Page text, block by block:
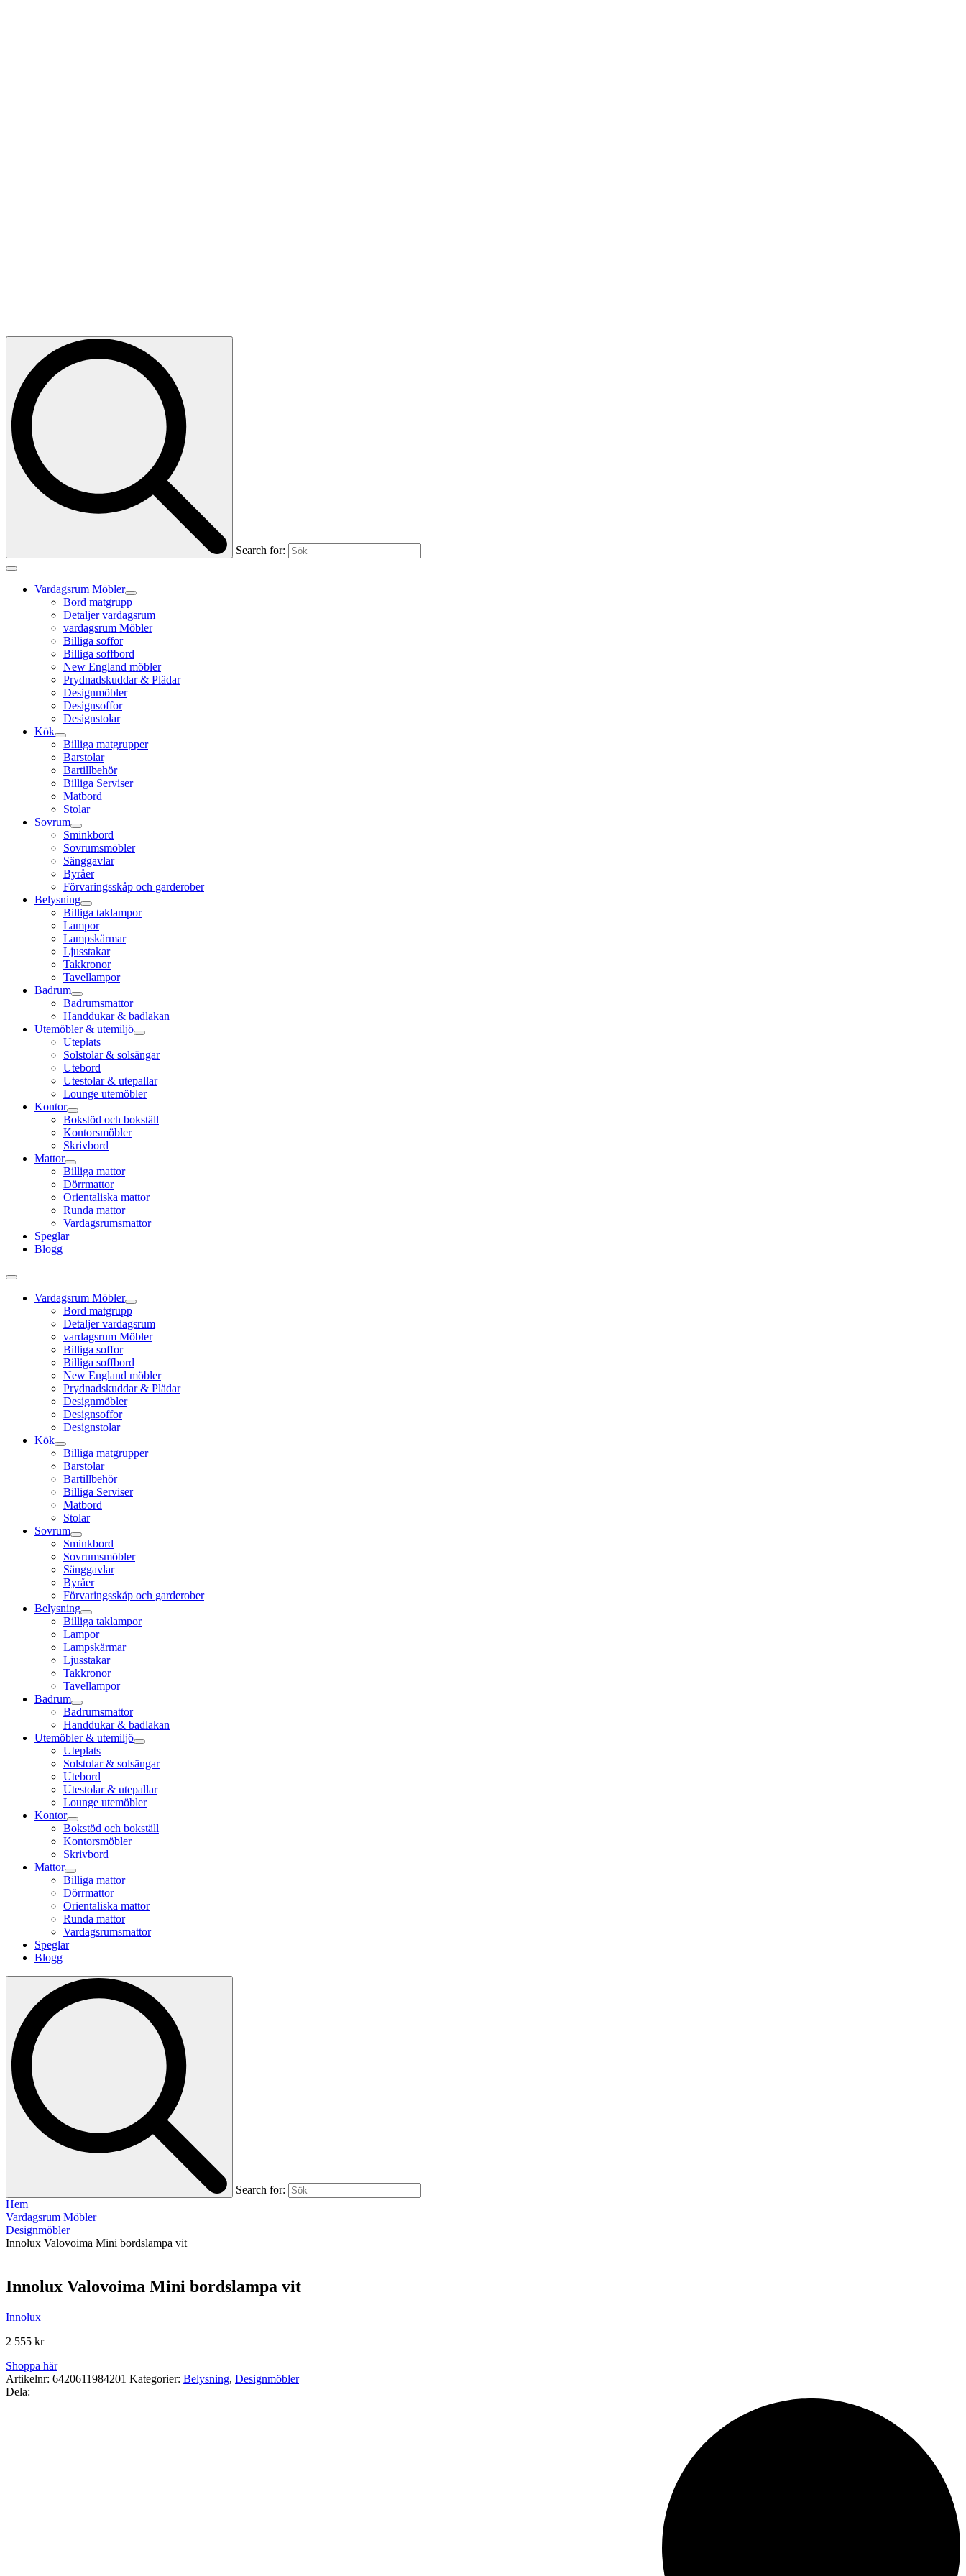
Search for:
Vardagsrum Möbler
Bord matgrupp
Detaljer vardagsrum
vardagsrum Möbler
Billiga soffor
Billiga soffbord
New England möbler
Prydnadskuddar & Plädar
Designmöbler
Designsoffor
Designstolar
Kök
Billiga matgrupper
Barstolar
Bartillbehör
Billiga Serviser
Matbord
Stolar
Sovrum
Sminkbord
Sovrumsmöbler
Sänggavlar
Byråer
Förvaringsskåp och garderober
Belysning
Billiga taklampor
Lampor
Lampskärmar
Ljusstakar
Takkronor
Tavellampor
Badrum
Badrumsmattor
Handdukar & badlakan
Utemöbler & utemiljö
Uteplats
Solstolar & solsängar
Utebord
Utestolar & utepallar
Lounge utemöbler
Kontor
Bokstöd och bokställ
Kontorsmöbler
Skrivbord
Mattor
Billiga mattor
Dörrmattor
Orientaliska mattor
Runda mattor
Vardagsrumsmattor
Speglar
Blogg
Vardagsrum Möbler
Bord matgrupp
Detaljer vardagsrum
vardagsrum Möbler
Billiga soffor
Billiga soffbord
New England möbler
Prydnadskuddar & Plädar
Designmöbler
Designsoffor
Designstolar
Kök
Billiga matgrupper
Barstolar
Bartillbehör
Billiga Serviser
Matbord
Stolar
Sovrum
Sminkbord
Sovrumsmöbler
Sänggavlar
Byråer
Förvaringsskåp och garderober
Belysning
Billiga taklampor
Lampor
Lampskärmar
Ljusstakar
Takkronor
Tavellampor
Badrum
Badrumsmattor
Handdukar & badlakan
Utemöbler & utemiljö
Uteplats
Solstolar & solsängar
Utebord
Utestolar & utepallar
Lounge utemöbler
Kontor
Bokstöd och bokställ
Kontorsmöbler
Skrivbord
Mattor
Billiga mattor
Dörrmattor
Orientaliska mattor
Runda mattor
Vardagsrumsmattor
Speglar
Blogg
Search for:
Hem
Vardagsrum Möbler
Designmöbler
Innolux Valovoima Mini bordslampa vit
Innolux Valovoima Mini bordslampa vit
Innolux
2 555 kr
Shoppa här
Artikelnr: 6420611984201 Kategorier: Belysning, Designmöbler
Dela: